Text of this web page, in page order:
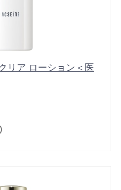
リア ローション＜医